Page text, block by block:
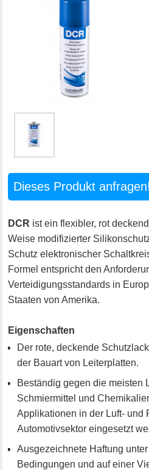
Dieses Produkt anfragen!
DCR ist ein flexibler, rot
Weise modifizierter
Schutz elektronischer
Formel entspricht den
Verteidigungsstandards in
Staaten von Amerika.
Eigenschaften
Der rote, deckende
der Bauart von Leiterplatten.
Beständig gegen die meisten
Schmiermittel und
Applikationen in der Luft- und
Automotivsektor eingesetzt
Ausgezeichnete Haftung
Bedingungen und auf einer